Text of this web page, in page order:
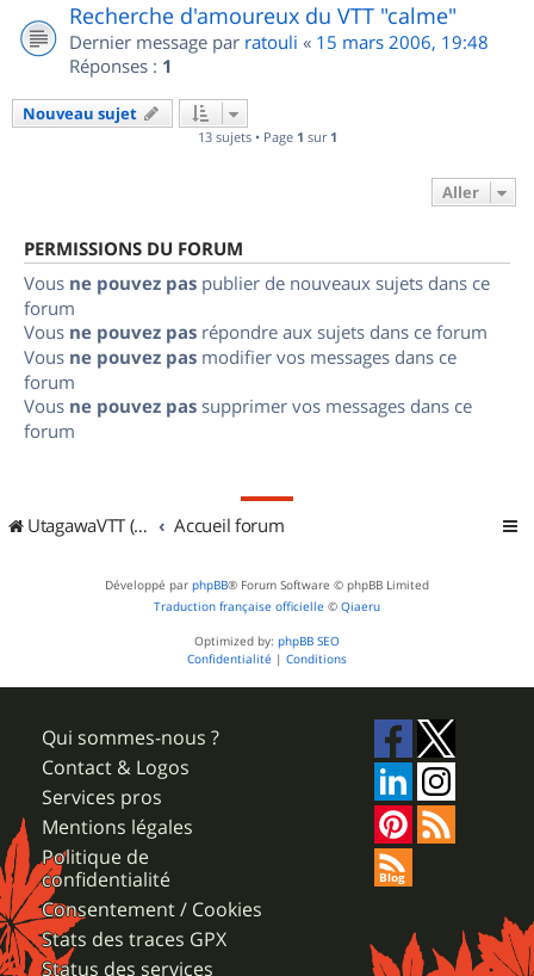
Recherche d'amoureux du VTT "calme"
Dernier message par ratouli « 15 mars 2006, 19:48
Réponses : 1
Nouveau sujet
13 sujets • Page 1 sur 1
Aller
PERMISSIONS DU FORUM
Vous ne pouvez pas publier de nouveaux sujets dans ce
forum
Vous ne pouvez pas répondre aux sujets dans ce forum
Vous ne pouvez pas modifier vos messages dans ce
forum
Vous ne pouvez pas supprimer vos messages dans ce
forum
UtagawaVTT (Randos VTT et VTTAE avec traces GPS) Accueil forum
Développé par phpBB® Forum Software © phpBB Limited
Traduction française officielle © Qiaeru
Optimized by: phpBB SEO
Confidentialité | Conditions
Qui sommes-nous ?
Contact & Logos
Services pros
Mentions légales
Politique de
confidentialité
Consentement / Cookies
Stats des traces GPX
Status des services